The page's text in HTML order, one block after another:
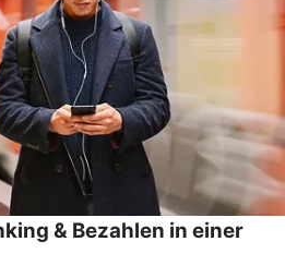
& Bezahlen in einer